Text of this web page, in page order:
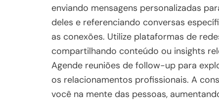
enviando mensagens personalizadas
deles e referenciando conversas
as conexões. Utilize plataformas de
compartilhando conteúdo ou insights
Agende reuniões de follow-up para
os relacionamentos profissionais. A
você na mente das pessoas,